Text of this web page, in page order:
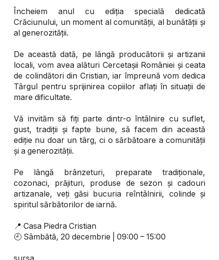
Încheiem anul cu ediția specială dedicată
Crăciunului, un moment al comunității, al bunătății și
al generozității.
De această dată, pe lângă producătorii și artizanii
locali, vom avea alături Cercetașii României și ceata
de colindători din Cristian, iar împreună vom dedica
Târgul pentru sprijinirea copiilor aflați în situații de
mare dificultate.
Vă invităm să fiți parte dintr-o întâlnire cu suflet,
gust, tradiții și fapte bune, să facem din această
ediție nu doar un târg, ci o sărbătoare a comunității
și a generozității.
Pe lângă brânzeturi, preparate tradiționale,
cozonaci, prăjituri, produse de sezon și cadouri
artizanale, veți găsi bucuria reîntâlnirii, colinde și
spiritul sărbătorilor de iarnă.
📍 Casa Piedra Cristian
🕘 Sâmbătă, 20 decembrie | 09:00 – 15:00